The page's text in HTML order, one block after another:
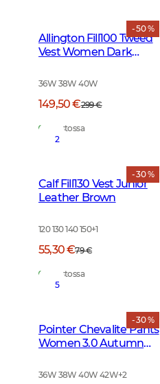
- 50 %
Allington Fill100 Tweed
Vest Women Dark
36W 38W 40W
149,50 €299 €
Varastossa
- 30 %
2
Calf Fill130 Vest Junior
Leather Brown
120 130 140 150+1
55,30 €79 €
Varastossa
- 30 %
5
Pointer Chevalite Pants
Women 3.0 Autumn
36W 38W 40W 42W+2